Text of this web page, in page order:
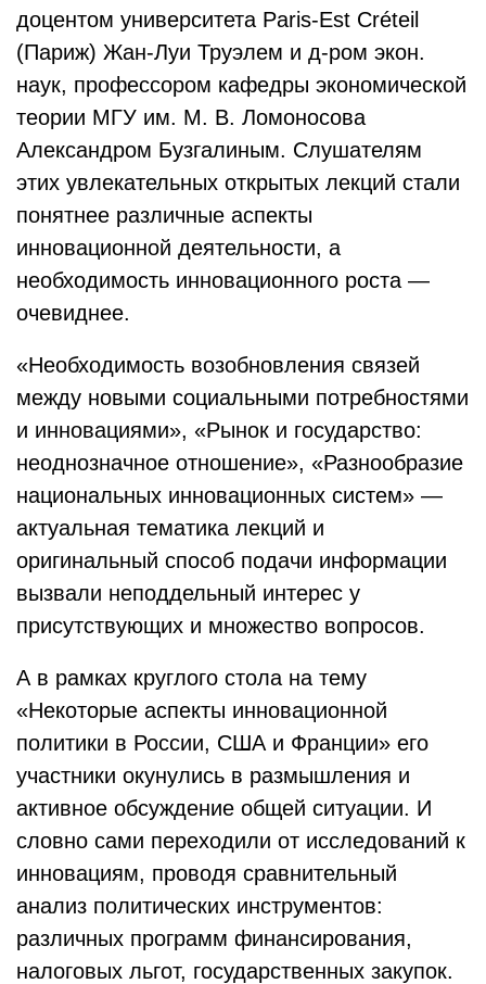
доцентом университета Paris-Est Créteil
(Париж) Жан-Луи Труэлем и д-ром экон.
наук, профессором кафедры экономической
теории МГУ им. М. В. Ломоносова
Александром Бузгалиным. Слушателям
этих увлекательных открытых лекций стали
понятнее различные аспекты
инновационной деятельности, а
необходимость инновационного роста —
очевиднее.
«Необходимость возобновления связей
между новыми социальными потребностями
и инновациями», «Рынок и государство:
неоднозначное отношение», «Разнообразие
национальных инновационных систем» —
актуальная тематика лекций и
оригинальный способ подачи информации
вызвали неподдельный интерес у
присутствующих и множество вопросов.
А в рамках круглого стола на тему
«Некоторые аспекты инновационной
политики в России, США и Франции» его
участники окунулись в размышления и
активное обсуждение общей ситуации. И
словно сами переходили от исследований к
инновациям, проводя сравнительный
анализ политических инструментов:
различных программ финансирования,
налоговых льгот, государственных закупок.